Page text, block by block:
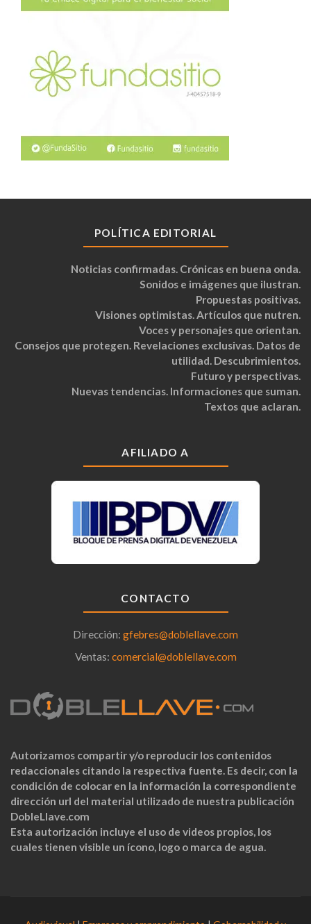
POLÍTICA EDITORIAL
Noticias confirmadas. Crónicas en buena onda.
Sonidos e imágenes que ilustran.
Propuestas positivas.
Visiones optimistas. Artículos que nutren.
Voces y personajes que orientan.
Consejos que protegen. Revelaciones exclusivas. Datos de
utilidad. Descubrimientos.
Futuro y perspectivas.
Nuevas tendencias. Informaciones que suman.
Textos que aclaran.
AFILIADO A
CONTACTO
Dirección: gfebres@doblellave.com
Ventas: comercial@doblellave.com
Autorizamos compartir y/o reproducir los contenidos
redaccionales citando la respectiva fuente. Es decir, con la
condición de colocar en la información la correspondiente
dirección url del material utilizado de nuestra publicación
DobleLlave.com
Esta autorización incluye el uso de videos propios, los
cuales tienen visible un ícono, logo o marca de agua.